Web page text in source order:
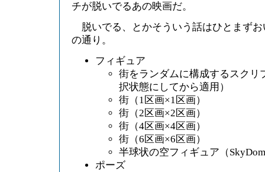
チが脱いでるあの映画だ。
脱いでる、とかそういう話はひとまず
の通り。
フィギュア
街をランダムに構成するスクリ
択状態にしてから適用）
街（1区画×1区画）
街（2区画×2区画）
街（4区画×4区画）
街（6区画×6区画）
半球状の空フィギュア（
ポーズ